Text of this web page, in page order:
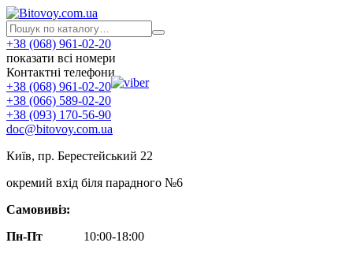
+38 (068) 961-02-20
показати всі номери
Контактні телефони
+38 (068) 961-02-20
+38 (066) 589-02-20
+38 (093) 170-56-90
doc@bitovoy.com.ua
Київ, пр. Берестейський 22
окремий вхід біля парадного №6
Самовивіз:
Пн-Пт
10:00-18:00